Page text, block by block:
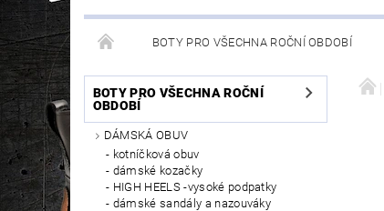
BOTY PRO VŠECHNA ROČNÍ OBDOBÍ
NEW ROCK DOPLŇKY/NÁHRADNÍ DÍLY
PÉČE O OBUV
BOTY PRO VŠECHNA ROČNÍ
OBDOBÍ
DÁMSKÁ OBUV
kotníčková obuv
dámské kozačky
HIGH HEELS -vysoké podpatky
dámské sandály a nazouváky